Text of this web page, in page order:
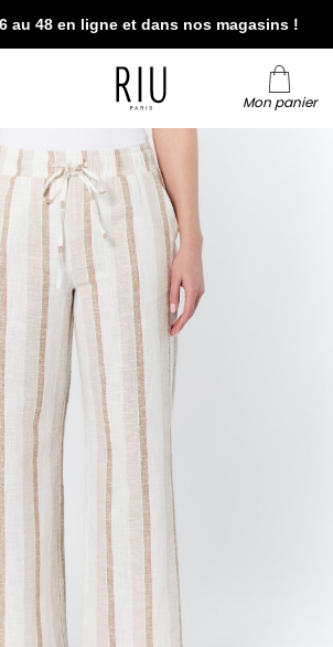
au 48 en ligne et dans nos magasins !
retour offerts* en boutiques RIU
Mon panier